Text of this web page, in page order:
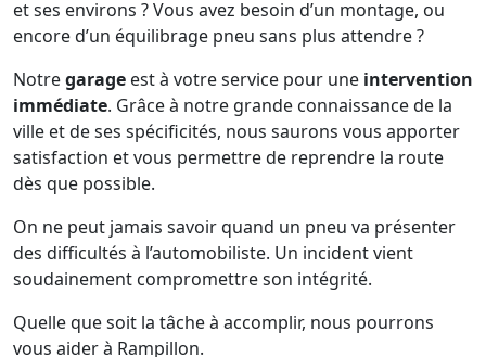
et ses environs ? Vous avez besoin d’un montage, ou
encore d’un équilibrage pneu sans plus attendre ?
Notregarage est à votre service pour une intervention
immédiate. Grâce à notre grande connaissance de la
ville et de ses spécificités, nous saurons vous apporter
satisfaction et vous permettre de reprendre la route
dès que possible.
On ne peut jamais savoir quand un pneu va présenter
des difficultés à l’automobiliste. Un incident vient
soudainement compromettre son intégrité.
Quelle que soit la tâche à accomplir, nous pourrons
vous aider à Rampillon.